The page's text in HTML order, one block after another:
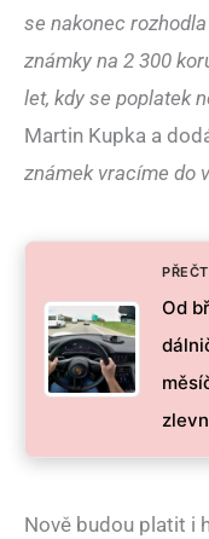
se nakonec
známky na 2 300
let, kdy se poplatek
Martin Kupka a
známek vracíme do
Od
Nově budou platit i